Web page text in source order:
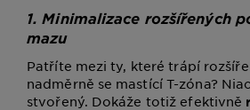
1. Minimalizace rozšířených
mazu
Patříte mezi ty, které trápí
nadměrně se mastící T-zóna?
stvořený. Dokáže totiž efektivně